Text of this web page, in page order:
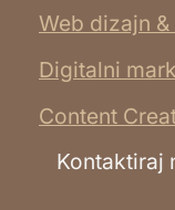
Web dizajn
Digitalni
Content
Kontaktiraj